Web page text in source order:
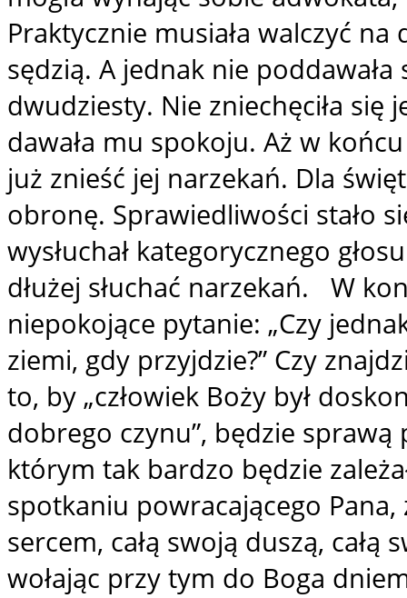
Praktycznie musiała walczyć
sędzią. A jednak nie poddawała
dwudziesty. Nie zniechęciła się
dawała mu spokoju. Aż w
już znieść jej narzekań. Dla
obronę. Sprawiedliwości stało
wysłuchał kategorycznego
dłużej słuchać narzekań. W
niepokojące pytanie: „Czy
ziemi, gdy przyjdzie?” Czy
to, by „człowiek Boży był
dobrego czynu”, będzie sprawą
którym tak bardzo będzie
spotkaniu powracającego
sercem, całą swoją duszą, całą
wołając przy tym do Boga